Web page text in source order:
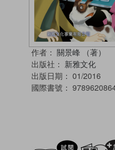
作者： 關景峰 （著）
出版社： 新雅文化
出版日期： 01/2016
國際書號：
試閲